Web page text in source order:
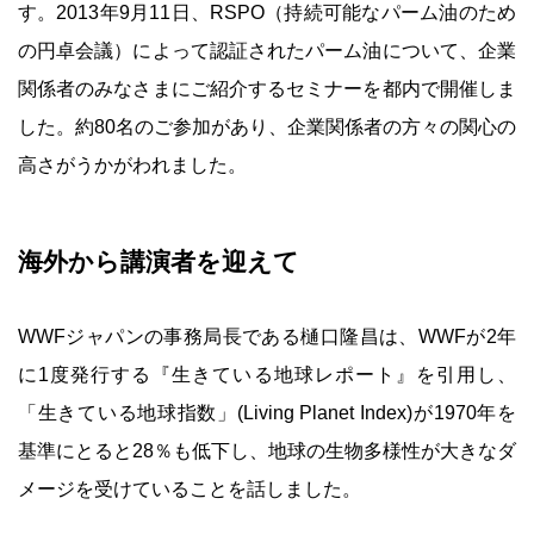
す。2013年9月11日、RSPO（持続可能なパーム油のため
の円卓会議）によって認証されたパーム油について、企業
関係者のみなさまにご紹介するセミナーを都内で開催しま
した。約80名のご参加があり、企業関係者の方々の関心の
高さがうかがわれました。
海外から講演者を迎えて
WWFジャパンの事務局長である樋口隆昌は、WWFが2年
に1度発行する『生きている地球レポート』を引用し、
「生きている地球指数」(Living Planet Index)が1970年を
基準にとると28％も低下し、地球の生物多様性が大きなダ
メージを受けていることを話しました。